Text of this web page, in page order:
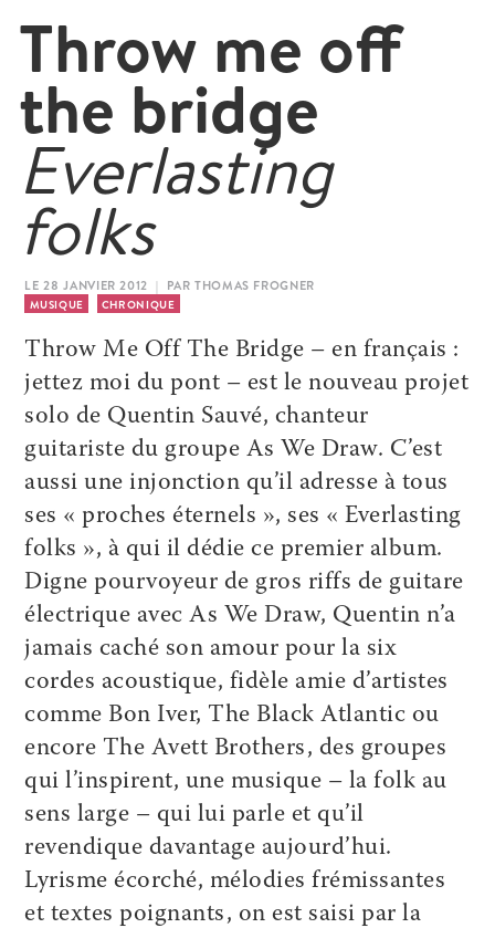
Throw me off
the bridge
Everlasting
folks
LE 28 JANVIER 2012 | PAR THOMAS FROGNER
MUSIQUE CHRONIQUE
Throw Me Off The Bridge – en français :
jettez moi du pont – est le nouveau projet
solo de Quentin Sauvé, chanteur
guitariste du groupe As We Draw. C’est
aussi une injonction qu’il adresse à tous
ses « proches éternels », ses « Everlasting
folks », à qui il dédie ce premier album.
Digne pourvoyeur de gros riffs de guitare
électrique avec As We Draw, Quentin n’a
jamais caché son amour pour la six
cordes acoustique, fidèle amie d’artistes
comme Bon Iver, The Black Atlantic ou
encore The Avett Brothers, des groupes
qui l’inspirent, une musique – la folk au
sens large – qui lui parle et qu’il
revendique davantage aujourd’hui.
Lyrisme écorché, mélodies frémissantes
et textes poignants, on est saisi par la